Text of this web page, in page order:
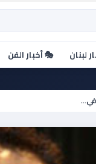
🎭 أخبار الفن
في…